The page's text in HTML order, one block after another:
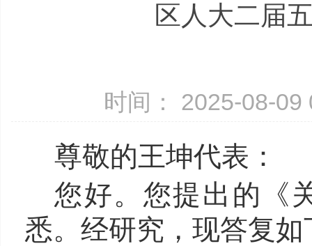
区人大二届
时间： 2025-08-
尊敬的王坤代表：
您好。您提出的《
悉。经研究，现答复如